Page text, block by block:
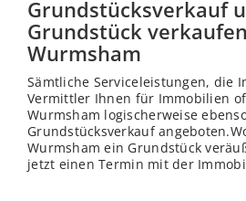
Grundstücksverkauf
Grundstück
Wurmsham
Sämtliche Serviceleistungen, die
Vermittler Ihnen für Immobilien
Wurmsham logischerweise
Grundstücksverkauf
Wurmsham ein Grundstück
jetzt einen Termin mit der